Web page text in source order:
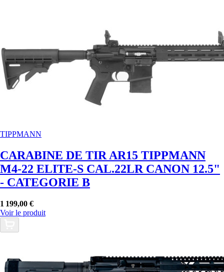
TIPPMANN
CARABINE DE TIR AR15 TIPPMANN
M4-22 ELITE-S CAL.22LR CANON 12.5"
- CATEGORIE B
1 199,00 €
Voir le produit